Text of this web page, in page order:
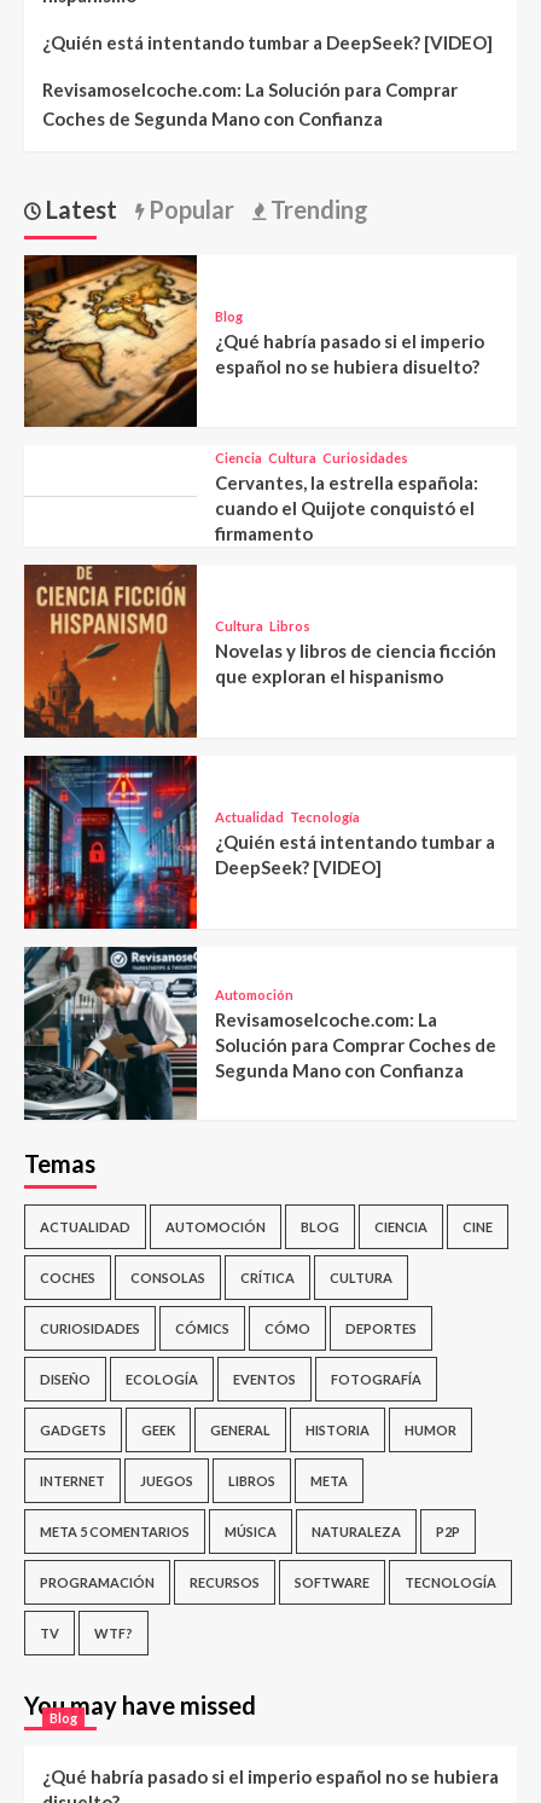
¿Quién está intentando tumbar a DeepSeek? [VIDEO]
Revisamoselcoche.com: La Solución para Comprar
Coches de Segunda Mano con Confianza
Latest Popular Trending
Blog
¿Qué habría pasado si el imperio
español no se hubiera disuelto?
Ciencia Cultura Curiosidades
Cervantes, la estrella española:
cuando el Quijote conquistó el
firmamento
Cultura Libros
Novelas y libros de ciencia ficción
que exploran el hispanismo
Actualidad Tecnología
¿Quién está intentando tumbar a
DeepSeek? [VIDEO]
Automoción
Revisamoselcoche.com: La
Solución para Comprar Coches de
Segunda Mano con Confianza
Temas
ACTUALIDAD AUTOMOCIÓN BLOG CIENCIA CINE
COCHES CONSOLAS CRÍTICA CULTURA
CURIOSIDADES CÓMICS CÓMO DEPORTES
DISEÑO ECOLOGÍA EVENTOS FOTOGRAFÍA
GADGETS GEEK GENERAL HISTORIA HUMOR
INTERNET JUEGOS LIBROS META
META 5 COMENTARIOS MÚSICA NATURALEZA P2P
PROGRAMACIÓN RECURSOS SOFTWARE TECNOLOGÍA
TV WTF?
You may have missed
Blog
¿Qué habría pasado si el imperio español no se hubiera